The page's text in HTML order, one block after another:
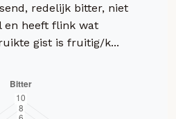
redelijk bitter, niet
en heeft flink wat
gist is fruitig/k...